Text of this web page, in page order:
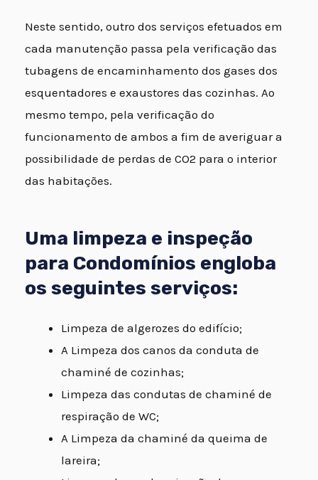
Neste sentido, outro dos serviços efetuados em
cada manutenção passa pela verificação das
tubagens de encaminhamento dos gases dos
esquentadores e exaustores das cozinhas. Ao
mesmo tempo, pela verificação do
funcionamento de ambos a fim de averiguar a
possibilidade de perdas de CO2 para o interior
das habitações.
Uma limpeza e inspeção
para Condomínios engloba
os seguintes serviços:
Limpeza de algerozes do edifício;
A Limpeza dos canos da conduta de
chaminé de cozinhas;
Limpeza das condutas de chaminé de
respiração de WC;
A Limpeza da chaminé da queima de
lareira;